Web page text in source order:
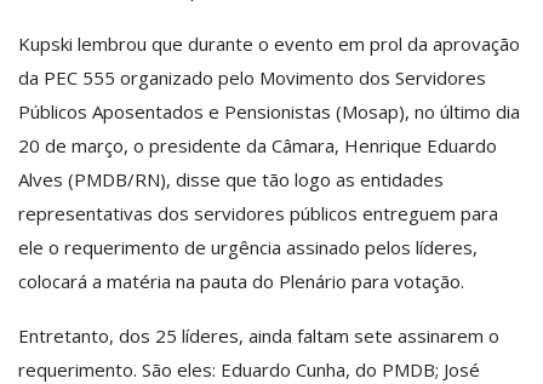
Kupski lembrou que durante o evento em prol da aprovação
da PEC 555 organizado pelo Movimento dos Servidores
Públicos Aposentados e Pensionistas (Mosap), no último dia
20 de março, o presidente da Câmara, Henrique Eduardo
Alves (PMDB/RN), disse que tão logo as entidades
representativas dos servidores públicos entreguem para
ele o requerimento de urgência assinado pelos líderes,
colocará a matéria na pauta do Plenário para votação.
Entretanto, dos 25 líderes, ainda faltam sete assinarem o
requerimento. São eles: Eduardo Cunha, do PMDB; José